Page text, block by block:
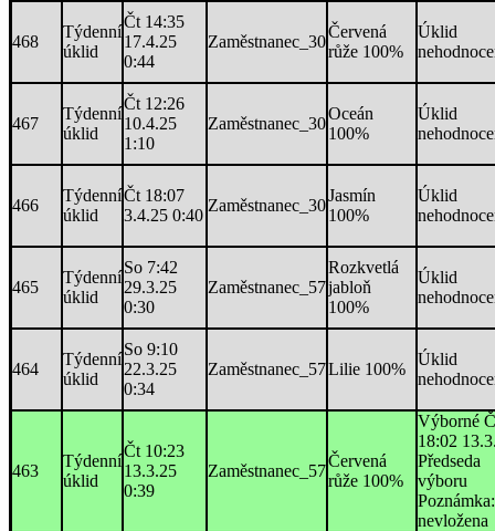
468
Týdenní
úklid
Čt 14:35
17.4.25
0:44
Zaměstnanec_30
Červená
růže 100%
Úklid
467
Týdenní
úklid
Čt 12:26
10.4.25
1:10
Zaměstnanec_30
Oceán
100%
Úklid
466
Týdenní
úklid
Čt 18:07
3.4.25 0:40
Zaměstnanec_30
Jasmín
100%
Úklid
465
Týdenní
úklid
So 7:42
29.3.25
0:30
Zaměstnanec_57
Rozkvetlá
jabloň
100%
Úklid
464
Týdenní
úklid
So 9:10
22.3.25
0:34
Zaměstnanec_57Lilie 100%
Úklid
463
Týdenní
úklid
Čt 10:23
13.3.25
0:39
Zaměstnanec_57
Červená
růže 100%
Výborné
18:02
Předseda
výboru
Poznámka:
nevložena